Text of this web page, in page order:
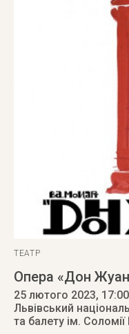
ТЕАТР
Опера «Дон
25 лютого 2023, 17:00
Львівський
та балету ім.